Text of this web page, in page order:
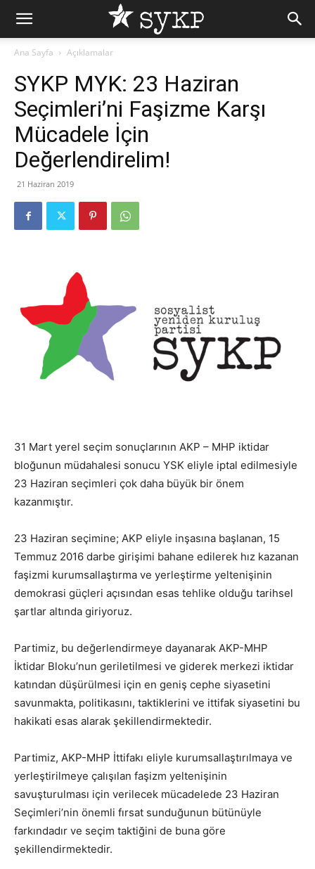
Ana Sayfa Açıklamalar
SYKP MYK: 23 Haziran
Seçimleri’ni Faşizme Karşı
Mücadele İçin
Değerlendirelim!
21 Haziran 2019
31 Mart yerel seçim sonuçlarının AKP – MHP iktidar
bloğunun müdahalesi sonucu YSK eliyle iptal edilmesiyle
23 Haziran seçimleri çok daha büyük bir önem
kazanmıştır.
23 Haziran seçimine; AKP eliyle inşasına başlanan, 15
Temmuz 2016 darbe girişimi bahane edilerek hız kazanan
faşizmi kurumsallaştırma ve yerleştirme yeltenişinin
demokrasi güçleri açısından esas tehlike olduğu tarihsel
şartlar altında giriyoruz.
Partimiz, bu değerlendirmeye dayanarak AKP-MHP
İktidar Bloku’nun geriletilmesi ve giderek merkezi iktidar
katından düşürülmesi için en geniş cephe siyasetini
savunmakta, politikasını, taktiklerini ve ittifak siyasetini bu
hakikati esas alarak şekillendirmektedir.
Partimiz, AKP-MHP İttifakı eliyle kurumsallaştırılmaya ve
yerleştirilmeye çalışılan faşizm yeltenişinin
savuşturulması için verilecek mücadelede 23 Haziran
Seçimleri’nin önemli fırsat sunduğunun bütünüyle
farkındadır ve seçim taktiğini de buna göre
şekillendirmektedir.